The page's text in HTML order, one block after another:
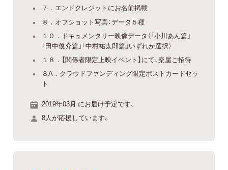
７．エンドクレジットにお名前掲載
８．オフショット写真：データ５種
１０．ドキュメンタリー映像データ（「小川あん篇」
「田中俊介篇」「中村祐太郎篇」いずれか選択）
１８．【関係者限定上映イベント】にて、楽屋ご招待
８A．クラウドファンディング限定ポストカードセッ
ト
2019年03月 にお届け予定です。
8人が応援しています。